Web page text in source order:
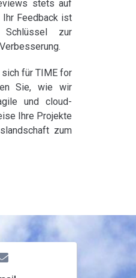
stets auf
Ihr Feedback ist
zur
für TIME for
Sie, wie wir
und cloud-
Ihre Projekte
zum